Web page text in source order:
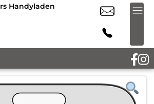
Handyladen